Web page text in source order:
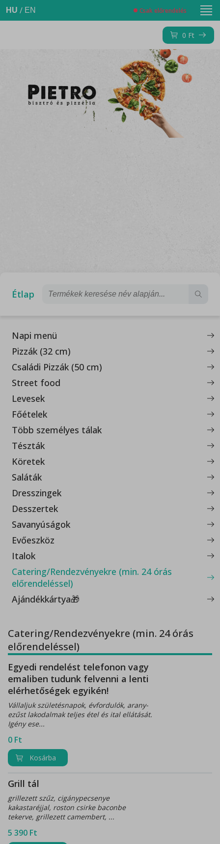
HU / EN Csak előrendelés
0 Ft
Étlap
Napi menü
Pizzák (32 cm)
Családi Pizzák (50 cm)
Street food
Levesek
Főételek
Több személyes tálak
Tészták
Köretek
Saláták
Dresszingek
Desszertek
Savanyúságok
Evőeszköz
Italok
Catering/Rendezvényekre (min. 24 órás
előrendeléssel)
Ajándékkártya🎁
Catering/Rendezvényekre (min. 24 órás
előrendeléssel)
Egyedi rendelést telefonon vagy
emaliben tudunk felvenni a lenti
elérhetőségek egyikén!
Vállaljuk születésnapok, évfordulók, arany-
ezűst lakodalmak teljes étel és ital ellátását.
Igény ese...
0 Ft
Kosárba
Grill tál
grillezett szűz, cigánypecsenye
kakastaréjjal, roston csirke baconbe
tekerve, grillezett camembert, ...
5 390 Ft